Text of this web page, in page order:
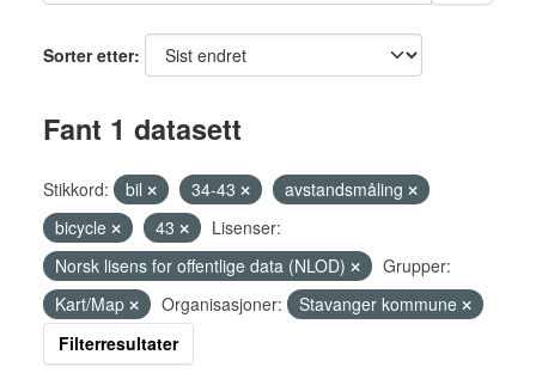
Sorter etter
Fant 1 datasett
Stikkord: bil 34-43
avstandsmåling
bicycle
43
Lisenser:
Norsk lisens for offentlige data (NLOD)
Grupper:
Kart/Map
Organisasjoner:
Stavanger kommune
Filterresultater